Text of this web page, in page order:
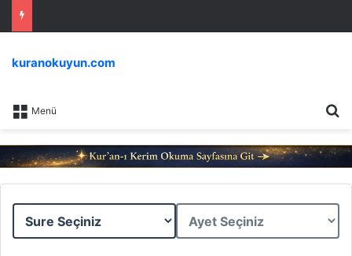
Menü
kuranokuyun.com
Sure
Ayet